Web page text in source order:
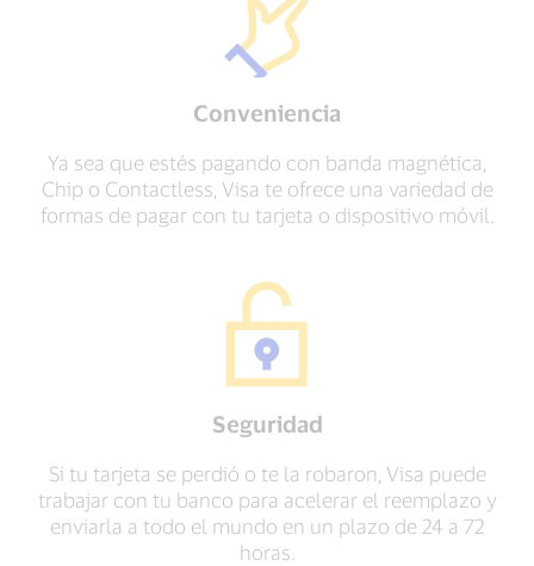
Conveniencia
Ya sea que estés pagando con banda magnética,
Chip o Contactless, Visa te ofrece una variedad de
formas de pagar con tu tarjeta o dispositivo móvil.
Seguridad
Si tu tarjeta se perdió o te la robaron, Visa puede
trabajar con tu banco para acelerar el reemplazo y
enviarla a todo el mundo en un plazo de 24 a 72
horas.